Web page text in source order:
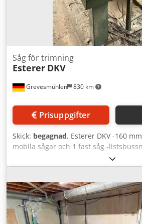
Grevesmühlen 830 km
Såg för trimning
Esterer DKV
Prisuppgifter
Skick: begagnad, Esterer DKV -160
mobila sågar och 1 fast såg -